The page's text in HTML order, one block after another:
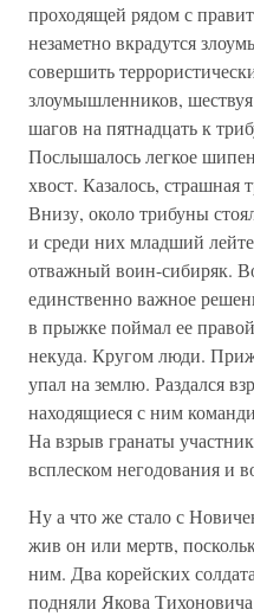
проходящей рядом с
незаметно вкрадутся
совершить
злоумышленников,
шагов на пятнадцать к
Послышалось легкое
хвост. Казалось, страшная
Внизу, около трибуны
и среди них младший
отважный воин-сибиряк.
единственно важное
в прыжке поймал ее
некуда. Кругом люди.
упал на землю. Раздался
находящиеся с ним
На взрыв гранаты
всплеском негодования и
Ну а что же стало с
жив он или мертв,
ним. Два корейских
подняли Якова